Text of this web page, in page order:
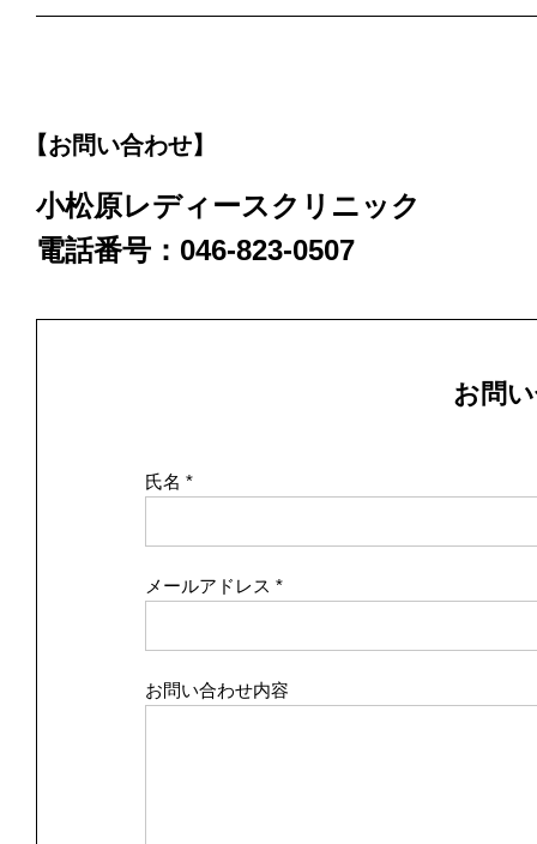
【お問い合わせ】
小松原レディースクリニック
電話番号：046-823-0507
お問
氏名
メールアドレス
お問い合わせ内容